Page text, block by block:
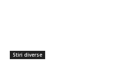
Stiri diverse